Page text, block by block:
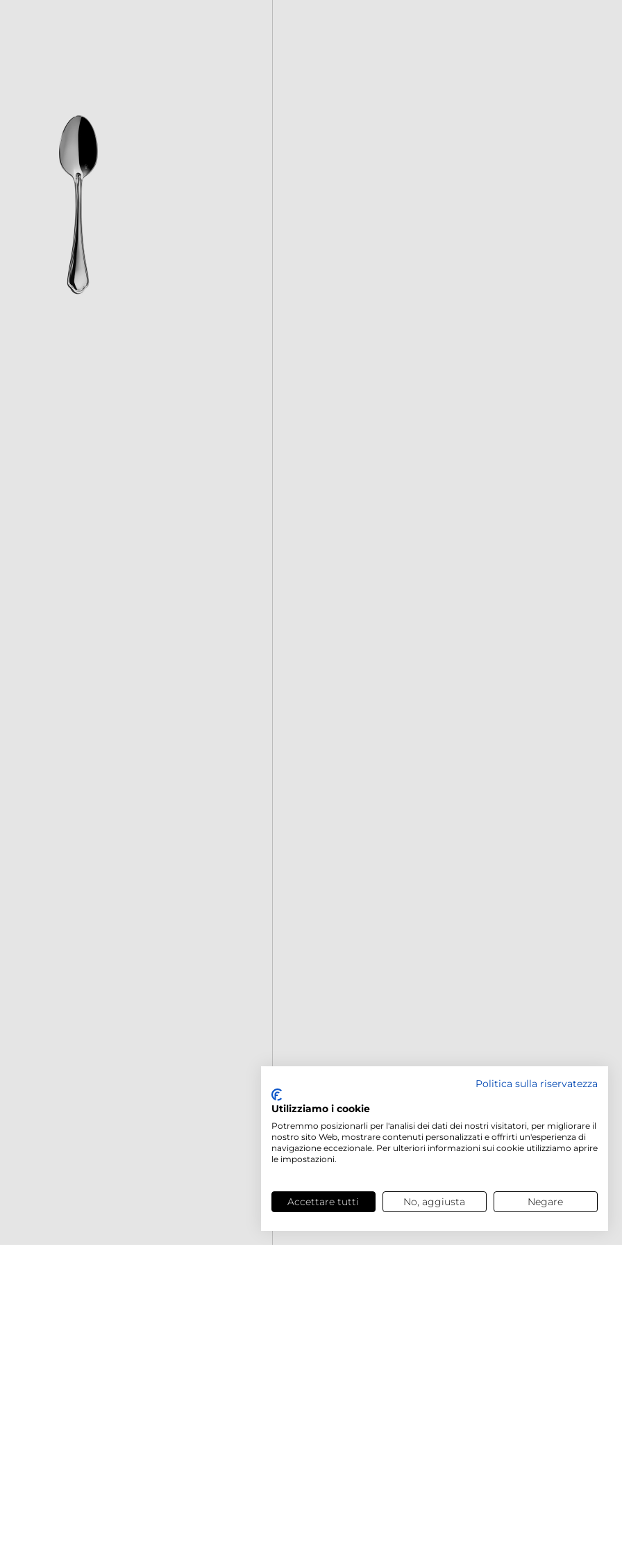
Politica sulla riservatezza
Utilizziamo i cookie
Potremmo posizionarli per l'analisi dei dati dei nostri visitatori, per migliorare il
nostro sito Web, mostrare contenuti personalizzati e offrirti un'esperienza di
navigazione eccezionale. Per ulteriori informazioni sui cookie utilizziamo aprire
le impostazioni.
Accettare tutti No, aggiusta Negare